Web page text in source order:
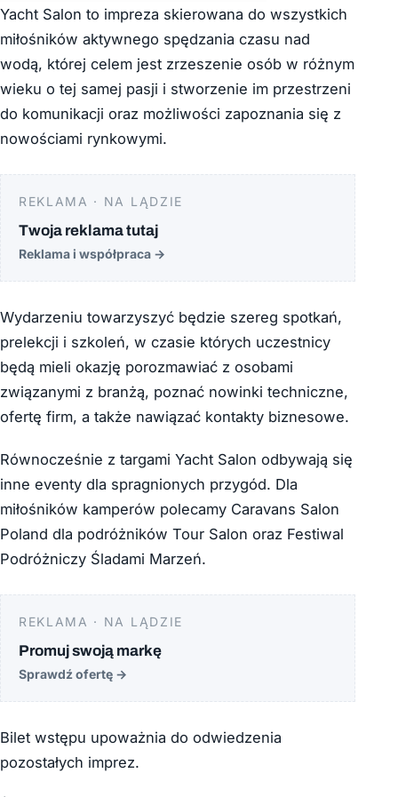
Yacht Salon to impreza skierowana do wszystkich
miłośników aktywnego spędzania czasu nad
wodą, której celem jest zrzeszenie osób w różnym
wieku o tej samej pasji i stworzenie im przestrzeni
do komunikacji oraz możliwości zapoznania się z
nowościami rynkowymi.
REKLAMA · NA LĄDZIE
Twoja reklama tutaj
Reklama i współpraca →
Wydarzeniu towarzyszyć będzie szereg spotkań,
prelekcji i szkoleń, w czasie których uczestnicy
będą mieli okazję porozmawiać z osobami
związanymi z branżą, poznać nowinki techniczne,
ofertę firm, a także nawiązać kontakty biznesowe.
Równocześnie z targami Yacht Salon odbywają się
inne eventy dla spragnionych przygód. Dla
miłośników kamperów polecamy Caravans Salon
Poland dla podróżników Tour Salon oraz Festiwal
Podróżniczy Śladami Marzeń.
REKLAMA · NA LĄDZIE
Promuj swoją markę
Sprawdź ofertę →
Bilet wstępu upoważnia do odwiedzenia
pozostałych imprez.